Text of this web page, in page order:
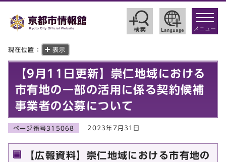
toggle
メニュー
現在位置： 表示
【9月11日更新】崇仁地域における
市有地の一部の活用に係る契約候補
事業者の公募について
ページ番号315068 2023年7月31日
【広報資料】崇仁地域における市有地の